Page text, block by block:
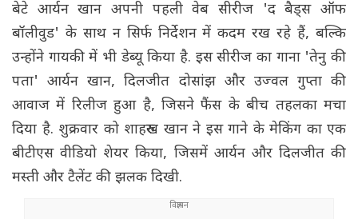
बेटे आर्यन खान अपनी पहली वेब सीरीज 'द बैड्स ऑफ
बॉलीवुड' के साथ न सिर्फ निर्देशन में कदम रख रहे हैं, बल्कि
उन्होंने गायकी में भी डेब्यू किया है. इस सीरीज का गाना 'तेनु की
पता' आर्यन खान, दिलजीत दोसांझ और उज्वल गुप्ता की
आवाज में रिलीज हुआ है, जिसने फैंस के बीच तहलका मचा
दिया है. शुक्रवार को शाहरुख खान ने इस गाने के मेकिंग का एक
बीटीएस वीडियो शेयर किया, जिसमें आर्यन और दिलजीत की
मस्ती और टैलेंट की झलक दिखी.